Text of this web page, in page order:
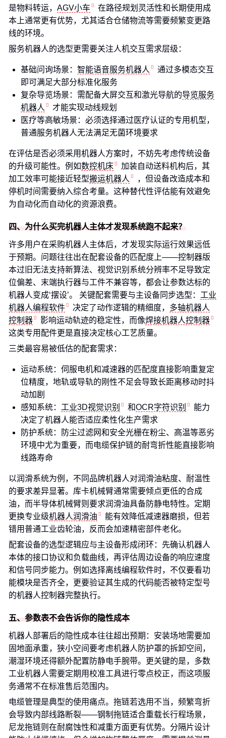
是物料转运， AGV小车
在路径规划灵活性和长期使用成
本上通常更有优势，尤其适合仓储物流等需要频繁变更路
线的环境。
服务机器人的选型更需要关注人机交互需求层级：
基础问询场景： 智能语音服务机器人
通过多模态交互
即可满足大部分标准化服务
复杂导览场景：需配备大屏交互和激光导航的导览服务
机器人
才能实现动线规划
医疗等高敏场景：必须选择通过医疗认证的专用机型，
普通服务机器人无法满足无菌环境要求
在评估是否必须采用机器人方案时，不妨先考虑传统设备
的升级可能性。例如数控机床
加装自动送料机构后，其
加工效率可能接近轻型搬运机器人
，但设备改造成本和
停机时间需要纳入综合考量。这种替代性评估能有效避免
为自动化而自动化的资源浪费。
四、为什么买完机器人主体才发现系统跑不起来？
许多用户在采购机器人主体后，才发现实际运行效果远低
于预期。问题往往出在配套设备的匹配度上——控制器版
本过旧无法支持新算法、视觉识别系统分辨率不足导致定
位偏差、末端执行器与工件不兼容等，都会让参数达标的
机器人变成‘摆设’。 关键配套需要与主设备同步选型： 工业
机器人编程软件
决定了动作逻辑的精细度， 多轴机器人
控制器
影响运动轨迹的稳定性，而像焊接机器人控制器
这类专用配件更是直接决定核心工艺质量。
三类最容易被低估的配套需求：
运动系统：伺服电机和减速器的匹配度直接影响重复定
位精度，地轨或导轨的刚性不足会导致长距离移动时抖
动加剧
感知系统： 工业3D视觉识别 和OCR字符识别
能力
决定了机器人能否适应柔性化生产需求
防护系统：防尘过滤网和安全光栅在粉尘、高温等恶劣
环境中尤为重要，而电缆保护链的耐弯折性能直接影响
线路寿命
以润滑系统为例，不同品牌机器人对润滑油粘度、耐温性
的要求差异显著。库卡机械臂通常需要倾点更低的合成
油，而半导体机械臂则要求润滑油具备防静电特性。定期
更换专业级机器人润滑油
能有效降低减速器磨损，但若
错用普通工业齿轮油，反而会加速精密部件老化。
配套设备的选型逻辑应与主设备形成闭环：先确认机器人
本体的接口协议和负载曲线，再评估周边设备的响应速度
和信号同步能力。例如选择离线编程软件时，不仅要看功
能模块是否齐全，更要验证其生成的代码能否被特定型号
的机器人控制器完整执行。
五、参数表不会告诉你的隐性成本
机器人部署后的隐性成本往往超出预期：安装场地需要加
固地面承重，狭小空间要考虑机器人防护罩的拆卸空间，
潮湿环境还得额外配置防静电手腕带。更关键的是，多数
工业机器人需要定期用校准工具进行零点校正，而这项服
务通常不在标准售后范围内。
电缆管理是典型的使用痛点。拖链若选用不当，频繁弯折
会导致内部线路断裂——钢制拖链适合重载长行程场景，
尼龙拖链则在耐腐蚀性和减重方面更有优势。分隔片设计